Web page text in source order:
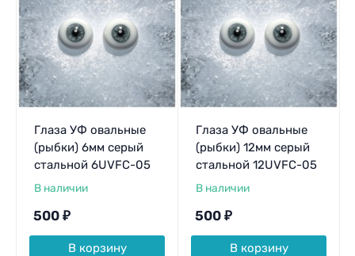
Глаза УФ овальные
(рыбки) 6мм серый
стальной 6UVFC-05
В наличии
500 ₽
В корзину
Глаза УФ овальные
(рыбки) 12мм серый
стальной 12UVFC-05
В наличии
500 ₽
В корзину